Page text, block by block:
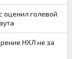
оценил голевой
НХЛ не за